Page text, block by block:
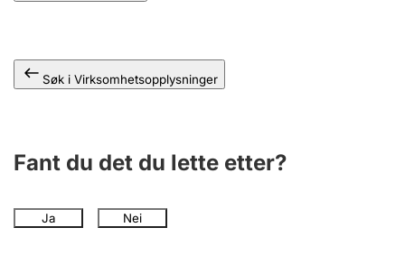
Søk i Virksomhetsopplysninger
Fant du det du lette etter?
Ja Nei